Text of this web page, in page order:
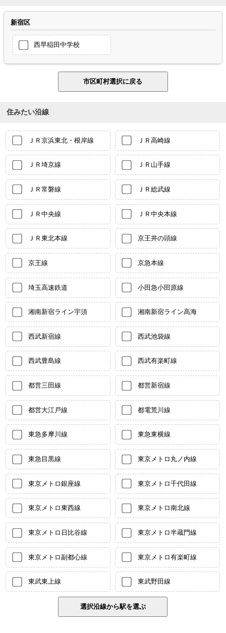
新宿区
西早稲田中学校
住みたい沿線
ＪＲ京浜東北・根岸線 ＪＲ高崎線
ＪＲ埼京線 ＪＲ山手線
ＪＲ常磐線 ＪＲ総武線
ＪＲ中央線 ＪＲ中央本線
ＪＲ東北本線 京王井の頭線
京王線 京急本線
埼玉高速鉄道 小田急小田原線
湘南新宿ライン宇須 湘南新宿ライン高海
西武新宿線 西武池袋線
西武豊島線 西武有楽町線
都営三田線 都営新宿線
都営大江戸線 都電荒川線
東急多摩川線 東急東横線
東急目黒線 東京メトロ丸ノ内線
東京メトロ銀座線 東京メトロ千代田線
東京メトロ東西線 東京メトロ南北線
東京メトロ日比谷線 東京メトロ半蔵門線
東京メトロ副都心線 東京メトロ有楽町線
東武東上線 東武野田線